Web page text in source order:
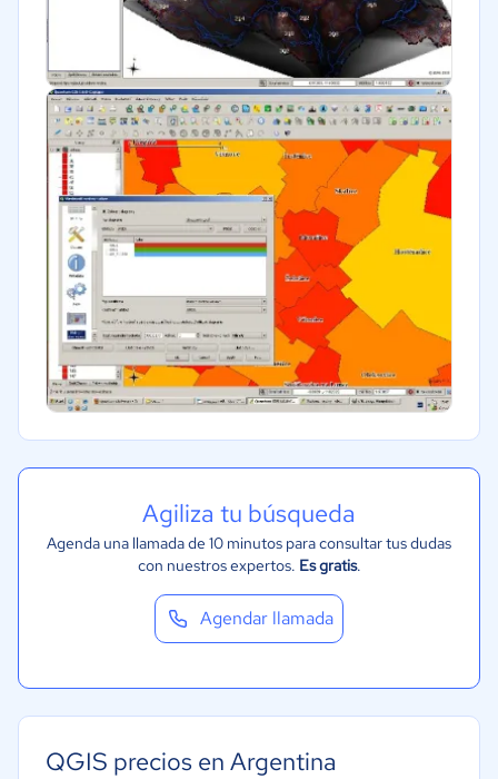
Agiliza tu búsqueda
Agenda una llamada de 10 minutos para consultar tus dudas
con nuestros expertos. Es gratis.
Agendar llamada
QGIS precios en Argentina